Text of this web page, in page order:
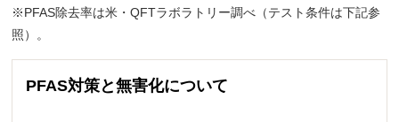
※PFAS除去率は米・QFTラボラトリー調べ（テスト条件は下記参
照）。
PFAS対策と無害化について